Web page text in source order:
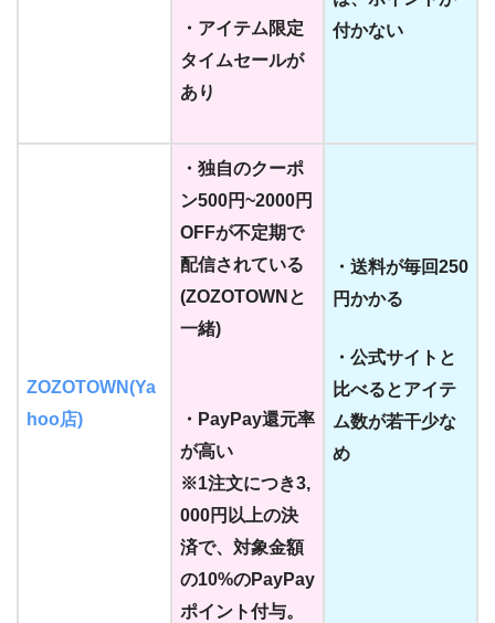
・アイテム限定
タイムセールが
あり
付かない
ZOZOTOWN(Ya
hoo店)
・独自のクーポ
ン500円~2000円
OFFが不定期で
配信されている
(ZOZOTOWNと
一緒)
・PayPay還元率
が高い
※1注文につき3,
000円以上の決
済で、対象金額
の10%のPayPay
ポイント付与。
・送料が毎回250
円かかる
・公式サイトと
比べるとアイテ
ム数が若干少な
め